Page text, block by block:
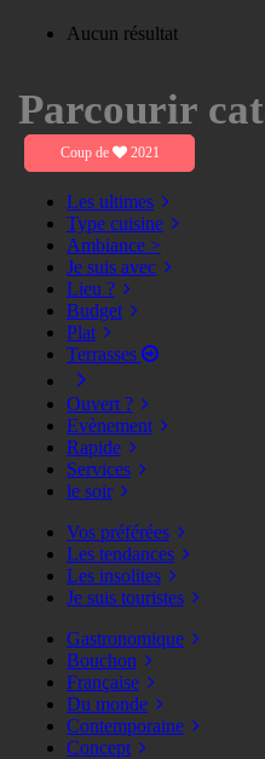
Aucun résultat
Parcourir
Coup de 2021
Les ultimes
Type cuisine
Ambiance >
Je suis avec
Lieu ?
Budget
Plat
Terrasses
Ouvert ?
Evènement
Rapide
Services
le soir
Vos préférées
Les tendances
Les insolites
Je suis touristes
Gastronomique
Bouchon
Française
Du monde
Contemporaine
Concept